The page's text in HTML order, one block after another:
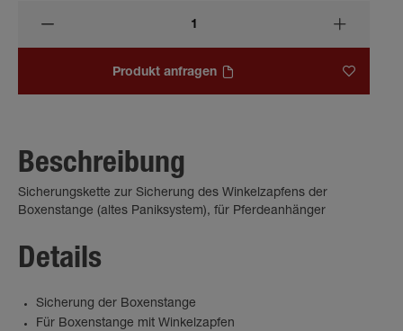
Produkt anfragen
Beschreibung
Sicherungskette zur Sicherung des Winkelzapfens der
Boxenstange (altes Paniksystem), für Pferdeanhänger
Details
Sicherung der Boxenstange
Für Boxenstange mit Winkelzapfen